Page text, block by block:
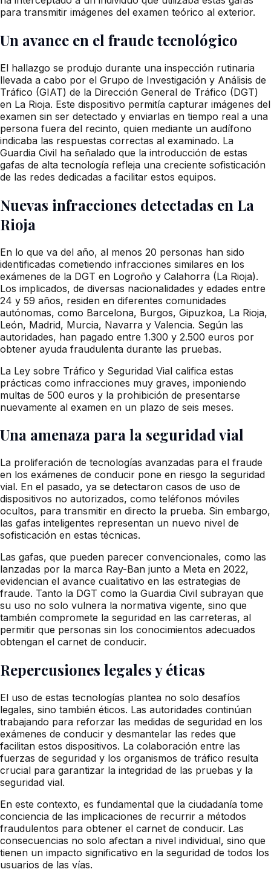
para transmitir imágenes del examen teórico al exterior.
Un avance en el fraude tecnológico
El hallazgo se produjo durante una inspección rutinaria
llevada a cabo por el Grupo de Investigación y Análisis de
Tráfico (GIAT) de la Dirección General de Tráfico (DGT)
en La Rioja. Este dispositivo permitía capturar imágenes del
examen sin ser detectado y enviarlas en tiempo real a una
persona fuera del recinto, quien mediante un audífono
indicaba las respuestas correctas al examinado. La
Guardia Civil ha señalado que la introducción de estas
gafas de alta tecnología refleja una creciente sofisticación
de las redes dedicadas a facilitar estos equipos.
Nuevas infracciones detectadas en La
Rioja
En lo que va del año, al menos 20 personas han sido
identificadas cometiendo infracciones similares en los
exámenes de la DGT en Logroño y Calahorra (La Rioja).
Los implicados, de diversas nacionalidades y edades entre
24 y 59 años, residen en diferentes comunidades
autónomas, como Barcelona, Burgos, Gipuzkoa, La Rioja,
León, Madrid, Murcia, Navarra y Valencia. Según las
autoridades, han pagado entre 1.300 y 2.500 euros por
obtener ayuda fraudulenta durante las pruebas.
La Ley sobre Tráfico y Seguridad Vial califica estas
prácticas como infracciones muy graves, imponiendo
multas de 500 euros y la prohibición de presentarse
nuevamente al examen en un plazo de seis meses.
Una amenaza para la seguridad vial
La proliferación de tecnologías avanzadas para el fraude
en los exámenes de conducir pone en riesgo la seguridad
vial. En el pasado, ya se detectaron casos de uso de
dispositivos no autorizados, como teléfonos móviles
ocultos, para transmitir en directo la prueba. Sin embargo,
las gafas inteligentes representan un nuevo nivel de
sofisticación en estas técnicas.
Las gafas, que pueden parecer convencionales, como las
lanzadas por la marca Ray-Ban junto a Meta en 2022,
evidencian el avance cualitativo en las estrategias de
fraude. Tanto la DGT como la Guardia Civil subrayan que
su uso no solo vulnera la normativa vigente, sino que
también compromete la seguridad en las carreteras, al
permitir que personas sin los conocimientos adecuados
obtengan el carnet de conducir.
Repercusiones legales y éticas
El uso de estas tecnologías plantea no solo desafíos
legales, sino también éticos. Las autoridades continúan
trabajando para reforzar las medidas de seguridad en los
exámenes de conducir y desmantelar las redes que
facilitan estos dispositivos. La colaboración entre las
fuerzas de seguridad y los organismos de tráfico resulta
crucial para garantizar la integridad de las pruebas y la
seguridad vial.
En este contexto, es fundamental que la ciudadanía tome
conciencia de las implicaciones de recurrir a métodos
fraudulentos para obtener el carnet de conducir. Las
consecuencias no solo afectan a nivel individual, sino que
tienen un impacto significativo en la seguridad de todos los
usuarios de las vías.